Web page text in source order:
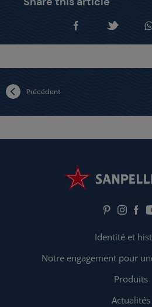
Précédent
Identité et
Notre engagement pour
Produits
Actualités